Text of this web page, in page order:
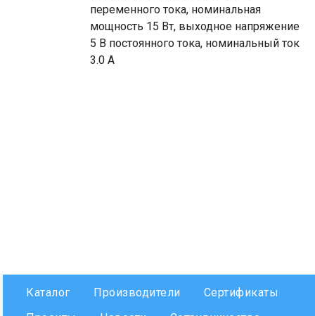
переменного тока, номинальная
мощность 15 Вт, выходное напряжение
5 В постоянного тока, номинальный ток
3.0 A
Каталог Производители
Сертификаты